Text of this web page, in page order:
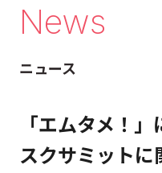
News
ニュース
「エムタメ！
スクサミットに